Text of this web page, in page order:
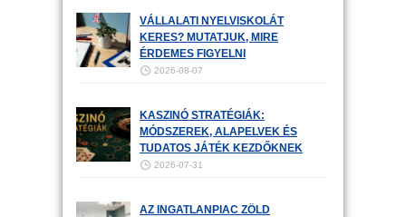
VÁLLALATI NYELVISKOLÁT
KERES? MUTATJUK, MIRE
ÉRDEMES FIGYELNI
2026-08-07
KASZINÓ STRATÉGIÁK:
MÓDSZEREK, ALAPELVEK ÉS
TUDATOS JÁTÉK KEZDŐKNEK
2026-07-31
AZ INGATLANPIAC ZÖLD